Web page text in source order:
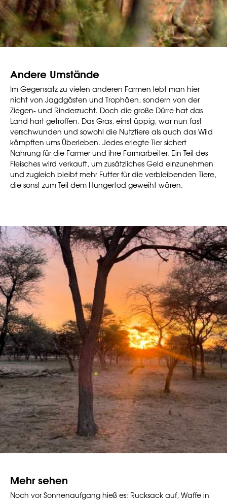
Andere Umstände
Im Gegensatz zu vielen anderen Farmen lebt man hier
nicht von Jagdgästen und Trophäen, sondern von der
Ziegen- und Rinderzucht. Doch die große Dürre hat das
Land hart getroffen. Das Gras, einst üppig, war nun fast
verschwunden und sowohl die Nutztiere als auch das Wild
kämpften ums Überleben. Jedes erlegte Tier sichert
Nahrung für die Farmer und ihre Farmarbeiter. Ein Teil des
Fleisches wird verkauft, um zusätzliches Geld einzunehmen
und zugleich bleibt mehr Futter für die verbleibenden Tiere,
die sonst zum Teil dem Hungertod geweiht wären.
Mehr sehen
Noch vor Sonnenaufgang hieß es: Rucksack auf, Waffe in